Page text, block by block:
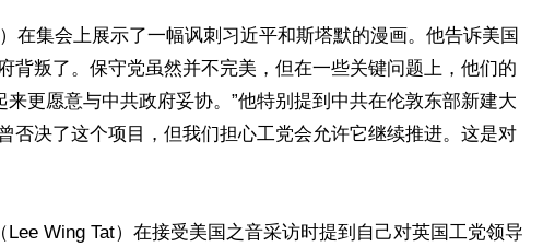
在集会上展示了一幅讽刺习近平和斯塔默的漫画。他告诉美国
背叛了。保守党虽然并不完美，但在一些关键问题上，他们的
更愿意与中共政府妥协。”他特别提到中共在伦敦东部新建大
否决了这个项目，但我们担心工党会允许它继续推进。这是对
Wing Tat）在接受美国之音采访时提到自己对英国工党领导